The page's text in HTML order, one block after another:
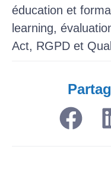
éducation et
learning,
Act, RGPD et